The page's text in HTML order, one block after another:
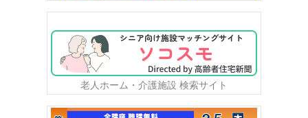
老人ホーム・介護施設 検索サイト